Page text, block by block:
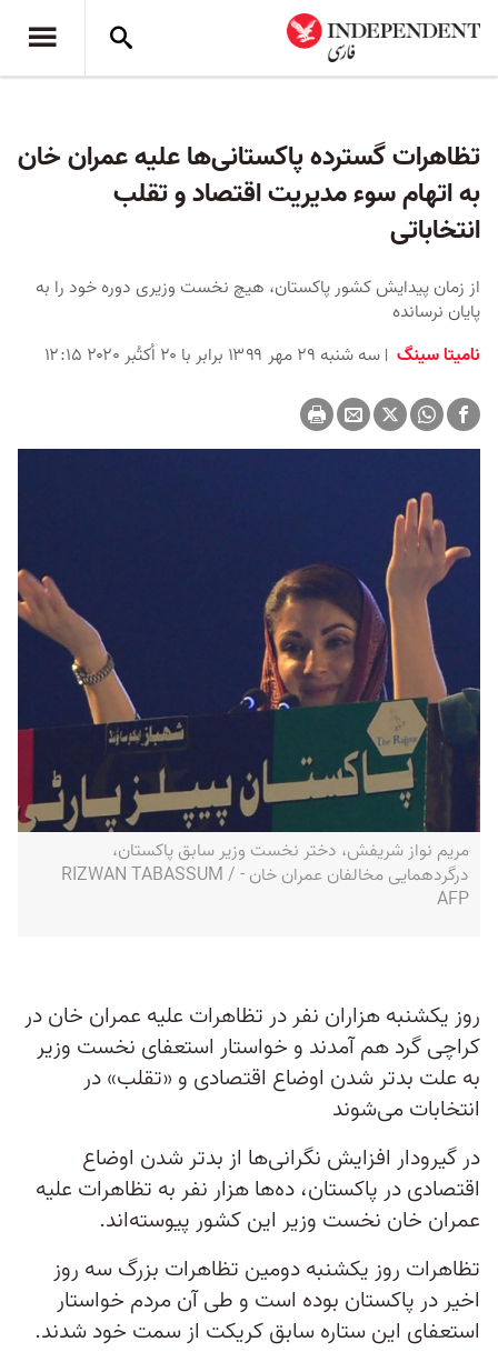
تظاهرات گسترده پاکستانی‌ها علیه عمران خان
به اتهام سوء مدیریت اقتصاد و تقلب
انتخاباتی
از زمان پیدایش کشور پاکستان، هیچ نخست وزیری دوره خود را به
پایان نرسانده
نامیتا سینگ سه شنبه ۲۹ مهر ۱۳۹۹ برابر با ۲۰ اُکتُبر ۲۰۲۰ ۱۲:۱۵
مریم نواز شریفش، دختر نخست وزیر سابق پاکستان،
درگردهمایی مخالفان عمران خان - RIZWAN TABASSUM /
AFP
روز یکشنبه هزاران نفر در تظاهرات علیه عمران خان در
کراچی گرد هم آمدند و خواستار استعفای نخست وزیر
به علت بدتر شدن اوضاع اقتصادی و «تقلب» در
انتخابات می‌شوند
در گیرودار افزایش نگرانی‌ها از بدتر شدن اوضاع
اقتصادی در پاکستان، ده‌ها هزار نفر به تظاهرات علیه
عمران خان نخست وزیر این کشور پیوسته‌اند.
تظاهرات روز یکشنبه دومین تظاهرات بزرگ سه روز
اخیر در پاکستان بوده است و طی آن مردم خواستار
استعفای این ستاره سابق کریکت از سمت خود شدند.